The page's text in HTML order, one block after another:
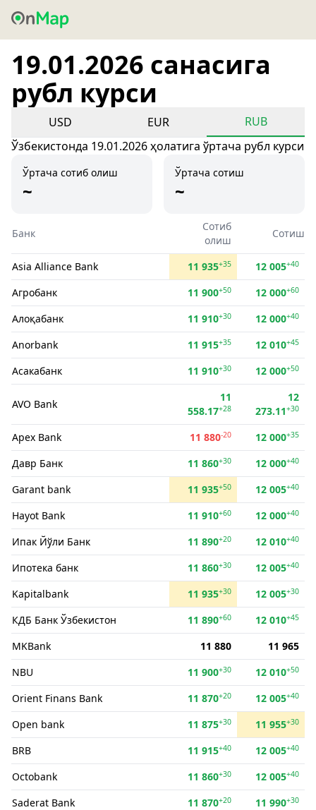
19.01.2026 санасига
рубл курси
USD EUR
RUB
Ўзбекистонда 19.01.2026 ҳолатига ўртача рубл курси
Ўртача сотиб олиш
~
Ўртача сотиш
~
Банк
Сотиб
олиш
Сотиш
Asia Alliance Bank 11 935+35 12 005+40
Агробанк 11 900+50 12 000+60
Алоқабанк 11 910+30 12 000+40
Anorbank 11 915+35 12 010+45
Асакабанк 11 910+30 12 000+50
AVO Bank
11
558.17+28
12
273.11+30
Apex Bank 11 880-20 12 000+35
Давр Банк 11 860+30 12 000+40
Garant bank 11 935+50 12 005+40
Hayot Bank 11 910+60 12 000+40
Ипак Йўли Банк 11 890+20 12 010+40
Ипотека банк 11 860+30 12 005+40
Kapitalbank 11 935+30 12 005+30
КДБ Банк Ўзбекистон 11 890+60 12 010+45
MKBank 11 880
11 965
NBU
11 900+30 12 010+50
Orient Finans Bank 11 870+20 12 005+40
Open bank 11 875+30 11 955+30
BRB 11 915+40 12 005+40
Octobank 11 860+30 12 005+40
Saderat Bank 11 870+20 11 990+30